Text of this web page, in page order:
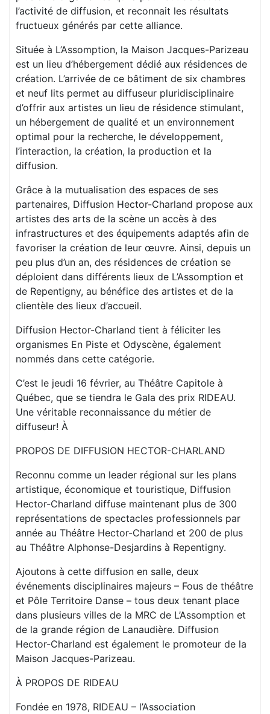
l’activité de diffusion, et reconnait les résultats
fructueux générés par cette alliance.
Située à L’Assomption, la Maison Jacques-Parizeau
est un lieu d’hébergement dédié aux résidences de
création. L’arrivée de ce bâtiment de six chambres
et neuf lits permet au diffuseur pluridisciplinaire
d’offrir aux artistes un lieu de résidence stimulant,
un hébergement de qualité et un environnement
optimal pour la recherche, le développement,
l’interaction, la création, la production et la
diffusion.
Grâce à la mutualisation des espaces de ses
partenaires, Diffusion Hector-Charland propose aux
artistes des arts de la scène un accès à des
infrastructures et des équipements adaptés afin de
favoriser la création de leur œuvre. Ainsi, depuis un
peu plus d’un an, des résidences de création se
déploient dans différents lieux de L’Assomption et
de Repentigny, au bénéfice des artistes et de la
clientèle des lieux d’accueil.
Diffusion Hector-Charland tient à féliciter les
organismes En Piste et Odyscène, également
nommés dans cette catégorie.
C’est le jeudi 16 février, au Théâtre Capitole à
Québec, que se tiendra le Gala des prix RIDEAU.
Une véritable reconnaissance du métier de
diffuseur! À
PROPOS DE DIFFUSION HECTOR-CHARLAND
Reconnu comme un leader régional sur les plans
artistique, économique et touristique, Diffusion
Hector-Charland diffuse maintenant plus de 300
représentations de spectacles professionnels par
année au Théâtre Hector-Charland et 200 de plus
au Théâtre Alphonse-Desjardins à Repentigny.
Ajoutons à cette diffusion en salle, deux
événements disciplinaires majeurs – Fous de théâtre
et Pôle Territoire Danse – tous deux tenant place
dans plusieurs villes de la MRC de L’Assomption et
de la grande région de Lanaudière. Diffusion
Hector-Charland est également le promoteur de la
Maison Jacques-Parizeau.
À PROPOS DE RIDEAU
Fondée en 1978, RIDEAU – l’Association